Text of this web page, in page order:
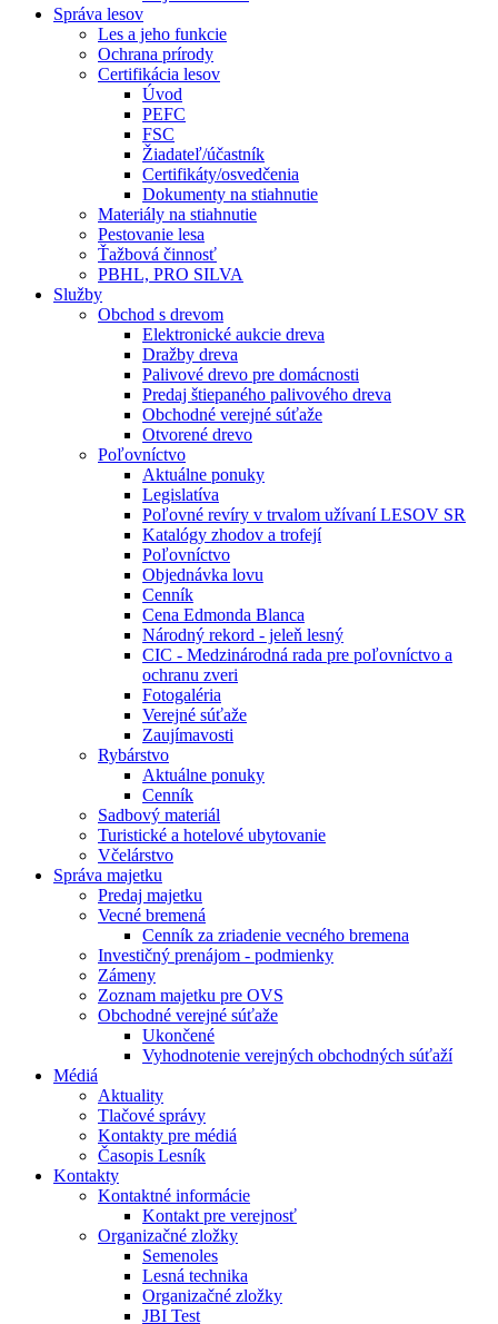
Správa lesov
Les a jeho funkcie
Ochrana prírody
Certifikácia lesov
Úvod
PEFC
FSC
Žiadateľ/účastník
Certifikáty/osvedčenia
Dokumenty na stiahnutie
Materiály na stiahnutie
Pestovanie lesa
Ťažbová činnosť
PBHL, PRO SILVA
Služby
Obchod s drevom
Elektronické aukcie dreva
Dražby dreva
Palivové drevo pre domácnosti
Predaj štiepaného palivového dreva
Obchodné verejné súťaže
Otvorené drevo
Poľovníctvo
Aktuálne ponuky
Legislatíva
Poľovné revíry v trvalom užívaní LESOV SR
Katalógy zhodov a trofejí
Poľovníctvo
Objednávka lovu
Cenník
Cena Edmonda Blanca
Národný rekord - jeleň lesný
CIC - Medzinárodná rada pre poľovníctvo a
ochranu zveri
Fotogaléria
Verejné súťaže
Zaujímavosti
Rybárstvo
Aktuálne ponuky
Cenník
Sadbový materiál
Turistické a hotelové ubytovanie
Včelárstvo
Správa majetku
Predaj majetku
Vecné bremená
Cenník za zriadenie vecného bremena
Investičný prenájom - podmienky
Zámeny
Zoznam majetku pre OVS
Obchodné verejné súťaže
Ukončené
Vyhodnotenie verejných obchodných súťaží
Médiá
Aktuality
Tlačové správy
Kontakty pre médiá
Časopis Lesník
Kontakty
Kontaktné informácie
Kontakt pre verejnosť
Organizačné zložky
Semenoles
Lesná technika
Organizačné zložky
JBI Test